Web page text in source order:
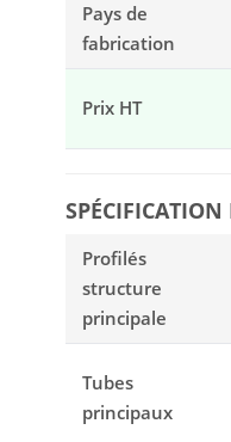
Pays de
fabrication
Prix HT
Profilés
structure
principale
Tubes
principaux